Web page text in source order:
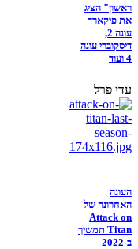
ראשון" הציג
את פיקארד
עונה 2,
דיסקוברי עונה
4 ועוד
עדי פרל
העונה
האחרונה של
Attack on
Titan תמשיך
ב-2022